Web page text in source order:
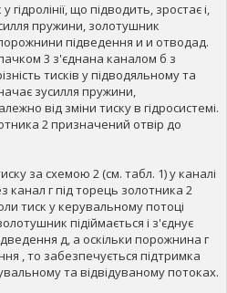
що підводить, зростає і,
пружини, золотушник
підведення и и отводад.
3 з'єднана каналом б з
тисків у підводяльному та
зусилля пружини,
від зміни тиску в гідросистемі.
2 призначений отвір до
за схемою 2 (см. табл. 1) у каналі
канал г під торець золотника 2
тиск у керувальному потоці
підіймається і з'єднує
д, а оскільки порожнина г
, то забезпечується підтримка
та відвідуваному потоках.